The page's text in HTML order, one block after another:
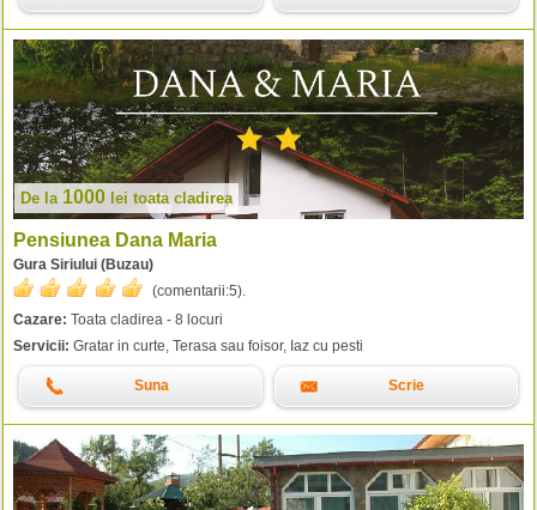
De la 1000 lei toata cladirea
Pensiunea Dana Maria
Gura Siriului (Buzau)
(comentarii:5).
Cazare: Toata cladirea - 8 locuri
Servicii: Gratar in curte, Terasa sau foisor, Iaz cu pesti
Suna Scrie